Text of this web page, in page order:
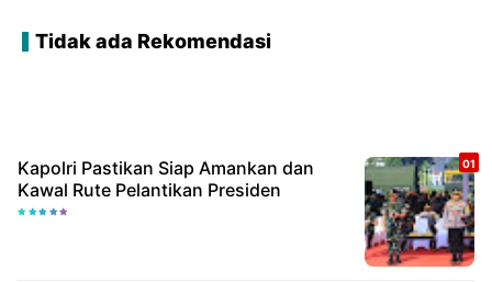
Tidak ada Rekomendasi
Kapolri Pastikan Siap Amankan dan
Kawal Rute Pelantikan Presiden